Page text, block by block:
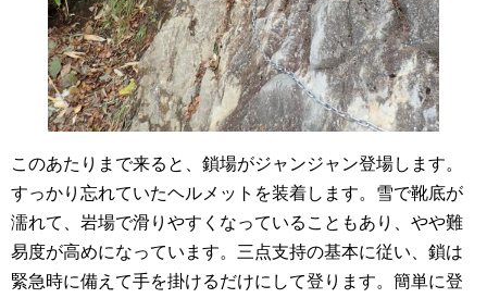
このあたりまで来ると、鎖場がジャンジャン登場します。
すっかり忘れていたヘルメットを装着します。雪で靴底が
濡れて、岩場で滑りやすくなっていることもあり、やや難
易度が高めになっています。三点支持の基本に従い、鎖は
緊急時に備えて手を掛けるだけにして登ります。簡単に登